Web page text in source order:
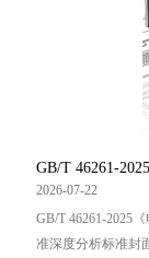
GB/T 46261-
术要求》标准分
2026-07-22
GB/T 46261-2025
准深度分析标准封